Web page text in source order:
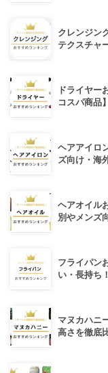
クレンジン
テクスチャ
ドライヤー
コスパ商品】
ヘアアイロ
ズ向け・海
ヘアオイル
別やメンズ
フライパン
い・長持ち
マヌカハニ
高さを徹底